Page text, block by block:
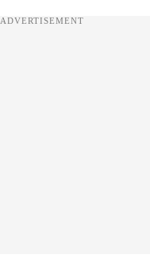
ADVERTISEMENT